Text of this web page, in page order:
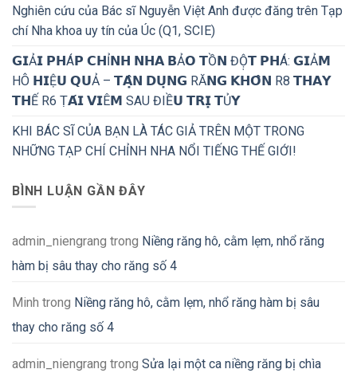
Nghiên cứu của Bác sĩ Nguyễn Việt Anh được đăng trên Tạp
chí Nha khoa uy tín của Úc (Q1, SCIE)
𝗚𝗜Ả𝗜 𝗣𝗛Á𝗣 𝗖𝗛Ỉ𝗡𝗛 𝗡𝗛𝗔 𝗕Ả𝗢 𝗧Ồ𝗡 ĐỘ̣𝗧 𝗣𝗛Á: 𝗚𝗜Ả𝗠
HÔ 𝗛𝗜Ệ𝗨 𝗤𝗨Ả – 𝗧𝗔̣̂𝗡 𝗗𝗨̣𝗡𝗚 RĂ𝗡𝗚 𝗞𝗛𝗢̂𝗡 R8 𝗧𝗛𝗔𝗬
𝗧𝗛Ế R6 Ṭ𝗔́𝗜 𝗩𝗜Ê𝗠 SAU ĐIỀ𝗨 𝗧𝗥𝗜̣ 𝗧Ủ𝗬
KHI BÁC SĨ CỦA BẠN LÀ TÁC GIẢ TRÊN MỘT TRONG
NHỮNG TẠP CHÍ CHỈNH NHA NỔI TIẾNG THẾ GIỚI!
BÌNH LUẬN GẦN ĐÂY
admin_niengrang trong Niềng răng hô, cằm lẹm, nhổ răng
hàm bị sâu thay cho răng số 4
Minh trong Niềng răng hô, cằm lẹm, nhổ răng hàm bị sâu
thay cho răng số 4
admin_niengrang trong Sửa lại một ca niềng răng bị chìa